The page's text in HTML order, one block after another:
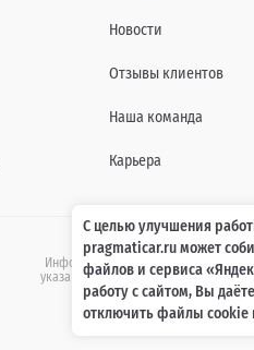
Новости
Отзывы клиентов
Наша команда
Карьера
Информация о технических
указанных на сайте
437
С целью улучшения
pragmaticar.ru может
файлов и сервиса
работу с сайтом, Вы
отключить файлы cookie